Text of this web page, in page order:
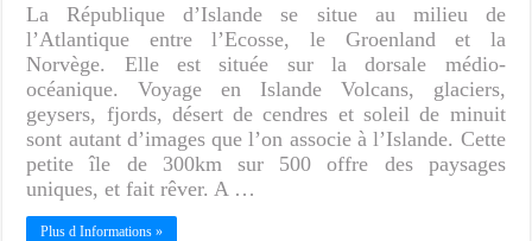
La République d’Islande se situe au milieu de
l’Atlantique entre l’Ecosse, le Groenland et la
Norvège. Elle est située sur la dorsale médio-
océanique. Voyage en Islande Volcans, glaciers,
geysers, fjords, désert de cendres et soleil de minuit
sont autant d’images que l’on associe à l’Islande. Cette
petite île de 300km sur 500 offre des paysages
uniques, et fait rêver. A …
Plus d Informations »